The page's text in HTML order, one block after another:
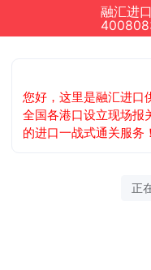
您好，这里是融汇进口
全国各港口设立现场报
的进口一战式通关服务！
正